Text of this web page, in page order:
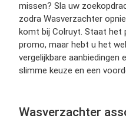
missen? Sla uw
zodra Wasverzachter
komt bij Colruyt. Staat
promo, maar hebt u het
vergelijkbare aanbiedingen
slimme keuze en een
Wasverzachter